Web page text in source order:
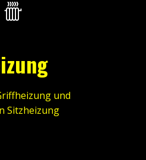
und
Sitzheizung